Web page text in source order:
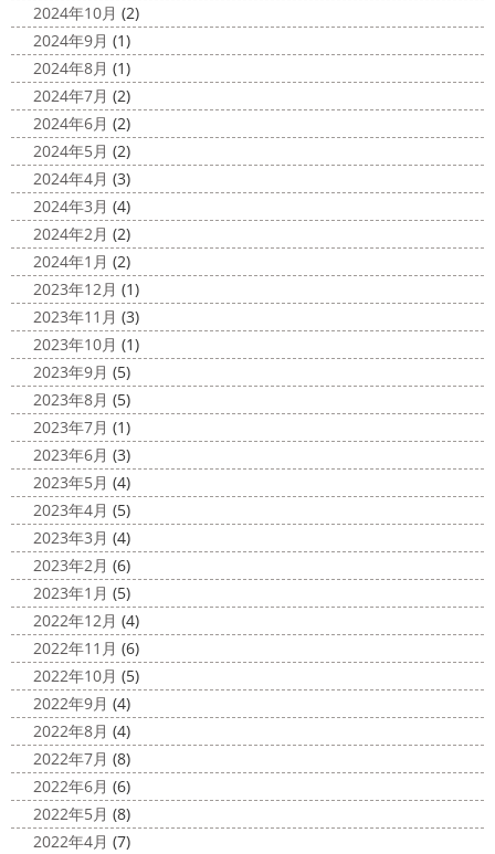
今日は高圧洗浄が何故必要かについて説明させていただき
ます
塗装工事をお考えのお客様は長くなりますが、ぜ
ひ読んでみてくださいね
外壁や屋根の表面に塗装してで
きた塗膜は、毎日屋外で紫外線、雨風、排気ガスなどにさ
らされて ...
カ陽気になり過ごしやすくなりましたね
本日は嬉しい
お知らせをさせていただきます
先日、弊社が日本ペイン
ト神奈川営業所様より優良施工会社として表彰されました
このよ ...
ましたがまだまだ寒い日が続いていますね
先月は弊社の
営業さんの２人が結婚式に招待してくれたので、その時の
写真をあげようと思います
弊社のアイドルの2人がリン
グガール、ボー ...
海に行きたい…！！！＊湘南の外壁
塗装専門店＊
最近は暖かくて過ごしやすいお天気です
ね
弊社ライダーの脇祐史君はバリ島に行きました!! 私も
行きたいーーーーー!!! 写真が送られてきたら、またアップ
していきますね
ット
2020/11/12
朝活
＊湘南の外壁塗装専門店＊
小倉氏サーフィンにはまり中
今回は浩
さんも一緒に
３人で出発
波は小さい
けどお天気良くて気持ち～
まずは陸でのイメトレ 入水～
小倉氏ライド
で、すぐ立ててました
2020/11/10
HAPPY HALLOWEEN
＊湘南の
外壁塗装専門店＊
ちょっとご無沙汰してる間にもう11月も
10日が過ぎようとしていますね
2020年もあっとゆう間
に終わってしまう～
今年はコロナの影響で色々なイベン
トもなくなり淋しいですね… ですが、先日ブログでもお伝
えしたマービスタ ...
2020/11/02
ウェット完成
＊湘南の外壁塗装専
門店＊
こんにちは!! 今週も１週間始まりました
が、明日は祝日です
今日も１日頑張りましょう
さて
さて、先日のブログで書いた、小倉氏のオーダーしたウェ
ットが完成しました
ゃんも一緒にパチリ
2024年10月 (2)
2024年9月 (1)
2024年8月 (1)
2024年7月 (2)
2024年6月 (2)
2024年5月 (2)
2024年4月 (3)
2024年3月 (4)
2024年2月 (2)
2024年1月 (2)
2023年12月 (1)
2023年11月 (3)
2023年10月 (1)
2023年9月 (5)
2023年8月 (5)
2023年7月 (1)
2023年6月 (3)
2023年5月 (4)
2023年4月 (5)
2023年3月 (4)
2023年2月 (6)
2023年1月 (5)
2022年12月 (4)
2022年11月 (6)
2022年10月 (5)
2022年9月 (4)
2022年8月 (4)
2022年7月 (8)
2022年6月 (6)
2022年5月 (8)
2022年4月 (7)